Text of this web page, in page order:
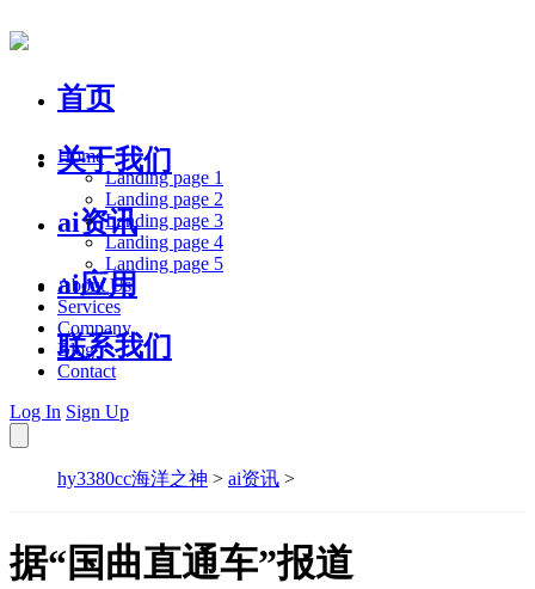
首页
关于我们
ai资讯
ai应用
联系我们
Home
Landing page 1
Landing page 2
Landing page 3
Landing page 4
Landing page 5
About Us
Services
Company
Blog
Contact
Log In Sign Up
hy3380cc海洋之神 > ai资讯 >
据“国曲直通车”报道